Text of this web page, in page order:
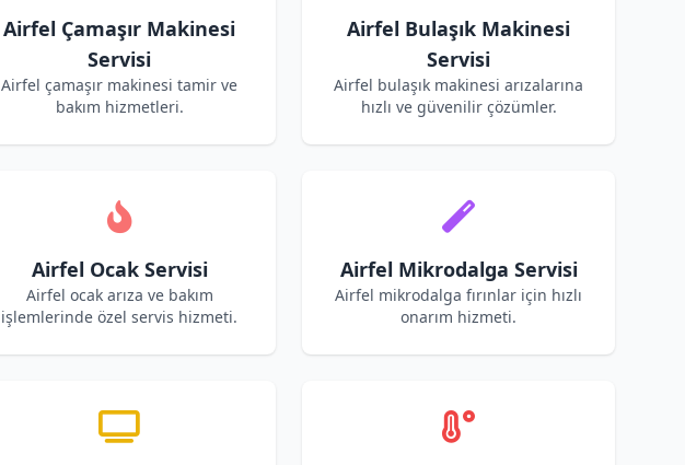
Airfel Çamaşır Makinesi
Servisi
Airfel çamaşır makinesi tamir ve
bakım hizmetleri.
Airfel Bulaşık Makinesi
Servisi
Airfel bulaşık makinesi arızalarına
hızlı ve güvenilir çözümler.
Airfel Ocak Servisi
Airfel ocak arıza ve bakım
işlemlerinde özel servis hizmeti.
Airfel Mikrodalga Servisi
Airfel mikrodalga fırınlar için hızlı
onarım hizmeti.